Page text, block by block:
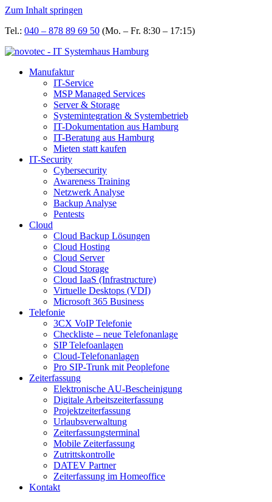
Zum Inhalt springen
Tel.: 040 – 878 89 69 50 (Mo. – Fr. 8:30 – 17:15)
Manufaktur
IT-Service
MSP Managed Services
Server & Storage
Systemintegration & Systembetrieb
IT-Dokumentation aus Hamburg
IT-Beratung aus Hamburg
Mieten statt kaufen
IT-Security
Cybersecurity
Awareness Training
Netzwerk Analyse
Backup Analyse
Pentests
Cloud
Cloud Backup Lösungen
Cloud Hosting
Cloud Server
Cloud Storage
Cloud IaaS (Infrastructure)
Virtuelle Desktops (VDI)
Microsoft 365 Business
Telefonie
3CX VoIP Telefonie
Checkliste – neue Telefonanlage
SIP Telefoanlagen
Cloud-Telefonanlagen
Pro SIP-Trunk mit Peoplefone
Zeiterfassung
Elektronische AU-Bescheinigung
Digitale Arbeitszeiterfassung
Projektzeiterfassung
Urlaubsverwaltung
Zeiterfassungsterminal
Mobile Zeiterfassung
Zutrittskontrolle
DATEV Partner
Zeiterfassung im Homeoffice
Kontakt